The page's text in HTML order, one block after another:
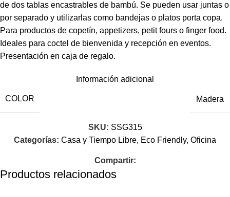
de dos tablas encastrables de bambú. Se pueden usar juntas o
por separado y utilizarlas como bandejas o platos porta copa.
Para productos de copetín, appetizers, petit fours o finger food.
Ideales para coctel de bienvenida y recepción en eventos.
Presentación en caja de regalo.
Información adicional
COLOR Madera
SKU: SSG315
Categorías: Casa y Tiempo Libre, Eco Friendly, Oficina
Compartir:
Productos relacionados